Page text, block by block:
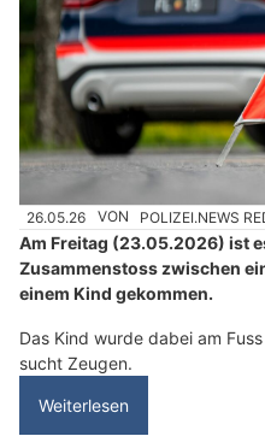
26.05.26 VON POLIZEI.NEWS
Am Freitag (23.05.2026) ist
Zusammenstoss zwischen
einem Kind gekommen.
Das Kind wurde dabei am
sucht Zeugen.
Weiterlesen